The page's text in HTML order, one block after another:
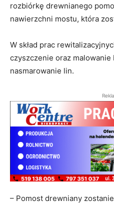
rozbiórkę drewnianego
nawierzchni mostu, która
W skład prac
czyszczenie oraz malowanie
nasmarowanie lin.
– Pomost drewniany